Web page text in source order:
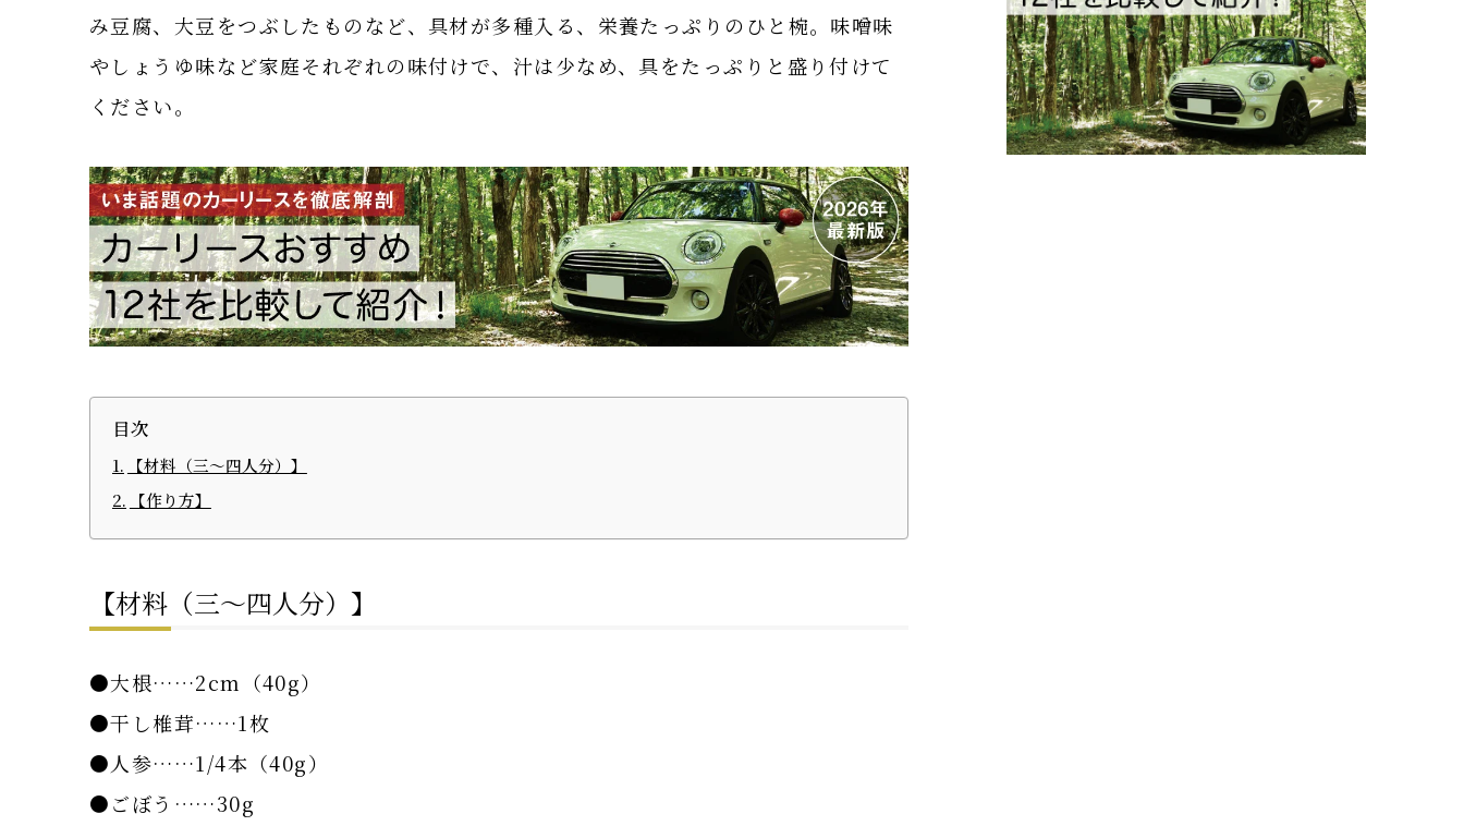
み豆腐、大豆をつぶしたものなど、具材が多種入る、栄養たっぷりのひと椀。味噌味
やしょうゆ味など家庭それぞれの味付けで、汁は少なめ、具をたっぷりと盛り付けて
ください。
目次
【材料（三～四人分）】
【作り方】
【材料（三～四人分）】
●大根……2cm（40g）
●干し椎茸……1枚
●人参……1/4本（40g）
●ごぼう……30g